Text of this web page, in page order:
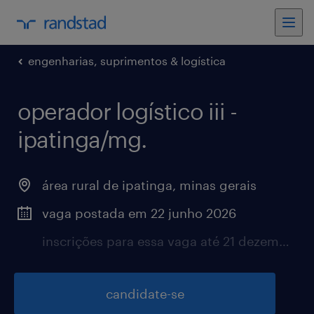
engenharias, suprimentos & logística
operador logístico iii -
ipatinga/mg.
área rural de ipatinga, minas gerais
vaga postada em 22 junho 2026
inscrições para essa vaga até 21 dezembro 2026
candidate-se